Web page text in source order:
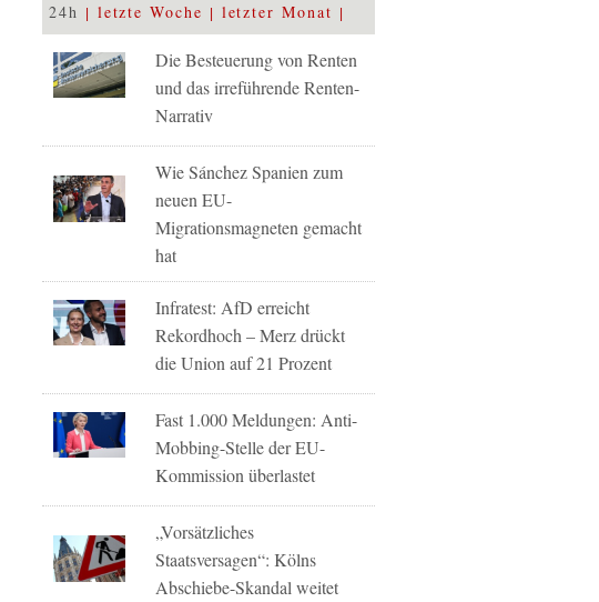
24h letzte Woche letzter Monat
Die Besteuerung von Renten
und das irreführende Renten-
Narrativ
Wie Sánchez Spanien zum
neuen EU-
Migrationsmagneten gemacht
hat
Infratest: AfD erreicht
Rekordhoch – Merz drückt
die Union auf 21 Prozent
Fast 1.000 Meldungen: Anti-
Mobbing-Stelle der EU-
Kommission überlastet
„Vorsätzliches
Staatsversagen“: Kölns
Abschiebe-Skandal weitet